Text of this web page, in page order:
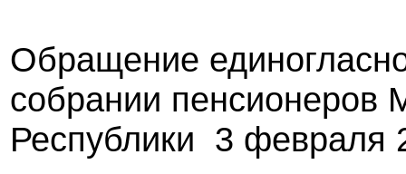
Обращение
собрании
Республики 3 февраля